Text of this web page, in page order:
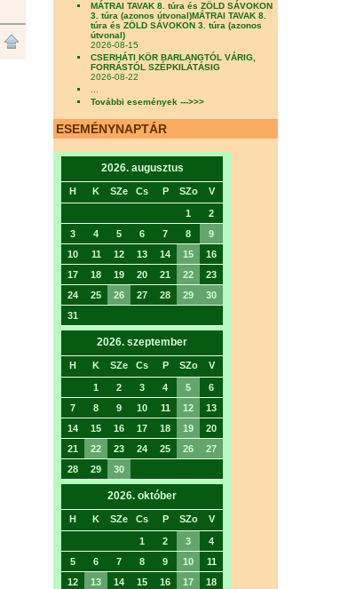
MÁTRAI TAVAK 8. túra és ZÖLD SÁVOKON
3. túra (azonos útvonal)MÁTRAI TAVAK 8.
túra és ZÖLD SÁVOKON 3. túra (azonos
útvonal)
2026-08-15
CSERHÁTI KÖR BARLANGTÓL VÁRIG,
FORRÁSTÓL SZÉPKILÁTÁSIG
2026-08-22
...
További események --->>>
ESEMÉNYNAPTÁR
2026. augusztus
H K SZe Cs P SZo V
1
2
3
4 5 6 7 8
9
10
11 12 13 14 15
16
17
18 19 20 21 22
23
24
25 26 27 28 29
30
31
2026. szeptember
H K SZe Cs P SZo V
1 2 3 4 5
6
7
8 9 10 11 12
13
14
15 16 17 18 19
20
21
22 23 24 25 26
27
28
29 30
2026. október
H K SZe Cs P SZo V
1 2 3
4
5
6 7 8 9 10
11
12
13 14 15 16 17
18